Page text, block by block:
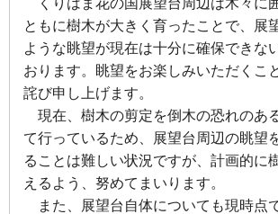
くりはま花の国展望台周辺は木々に
ともに樹木が大きく育ったことで、展
ような眺望が現在は十分に確保できな
おります。眺望をお楽しみいただくこ
詫び申し上げます。
現在、樹木の剪定を倒木の恐れのあ
て行っているため、展望台周辺の眺望
ることは難しい状況ですが、計画的に
えるよう、努めてまいります。
また、展望台自体についても現時点